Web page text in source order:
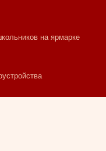
на ярмарке